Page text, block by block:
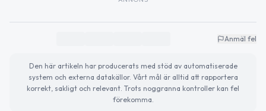
Anmäl fel
Den här artikeln har producerats med stöd av automatiserade
system och externa datakällor. Vårt mål är alltid att rapportera
korrekt, sakligt och relevant. Trots noggranna kontroller kan fel
förekomma.